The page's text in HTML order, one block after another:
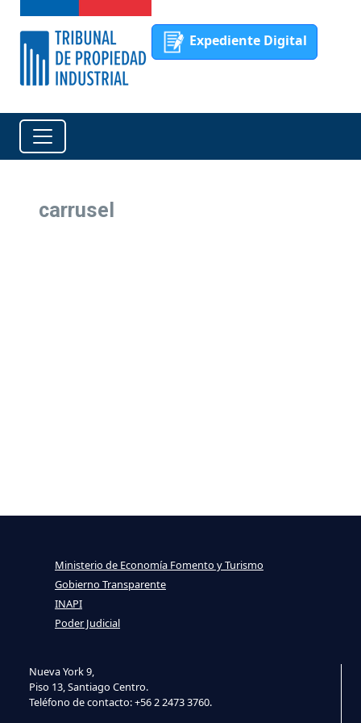
Expediente Digital
carrusel
Nueva York 9,
Piso 13, Santiago Centro.
Teléfono de contacto: +56 2 2473 3760.
Ministerio de Economía Fomento y Turismo
Gobierno Transparente
INAPI
Poder Judicial